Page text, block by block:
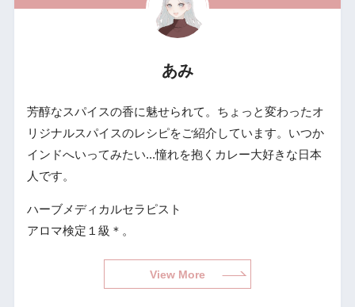
あみ
芳醇なスパイスの香に魅せられて。ちょっと変わったオ
リジナルスパイスのレシピをご紹介しています。いつか
インドへいってみたい...憧れを抱くカレー大好きな日本
人です。
ハーブメディカルセラピスト
アロマ検定１級＊。
View More